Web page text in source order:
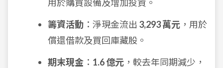
用於購買設備及增加投資。
籌資活動 ：淨現金流出 3,293 萬元 ，用於
償還借款及買回庫藏股。
期末現金 ： 1.6 億元 ，較去年同期減少，